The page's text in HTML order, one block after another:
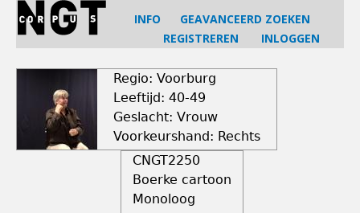
Jump
navigation
INFO
GEAVANCEERD ZOEKEN
REGISTREREN
INLOGGEN
Regio: Voorburg
Leeftijd: 40-49
Geslacht: Vrouw
Voorkeurshand: Rechts
CNGT2250
Boerke cartoon
Monoloog